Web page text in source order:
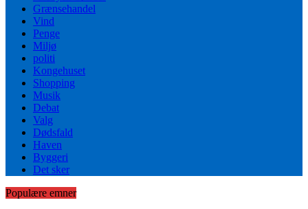
Grænsehandel
Vind
Penge
Miljø
politi
Kongehuset
Shopping
Musik
Debat
Valg
Dødsfald
Haven
Byggeri
Det sker
Populære emner